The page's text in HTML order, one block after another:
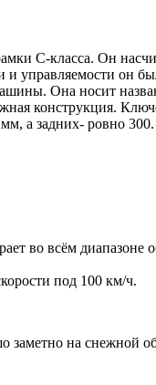
C-класса. Он
и управляемости
Она носит
конструкция.
а задних- ровно 300.
во всём диапазоне
под 100 км/ч.
заметно на снежной